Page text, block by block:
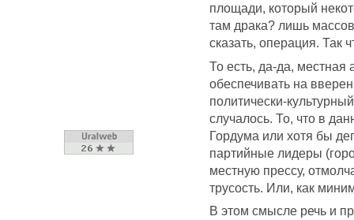
площади, который
там драка? лишь
сказать, операция. Так
То есть, да-да,
обеспечивать на
политически-
случалось. То, что в
Гордума или хотя бы
партийные лидеры
местную прессу,
трусость. Или, как
В этом смысле речь и